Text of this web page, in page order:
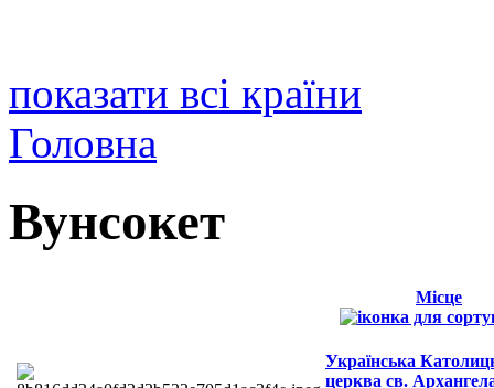
показати всі країни
Головна
Вунсокет
Місце
Українська
церква св.